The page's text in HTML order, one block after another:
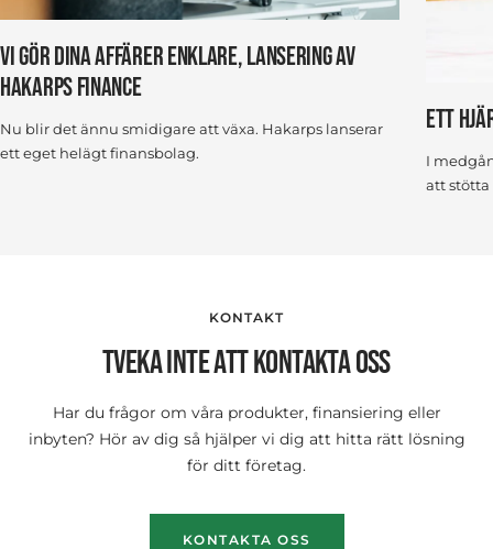
VI GÖR DINA AFFÄRER ENKLARE, LANSERING AV
HAKARPS FINANCE
Nu blir det ännu smidigare att växa. Hakarps lanserar
ett eget helägt finansbolag.
ETT
I
att stötta
KONTAKT
TVEKA INTE ATT KONTAKTA OSS
Har du frågor om våra produkter, finansiering eller
inbyten? Hör av dig så hjälper vi dig att hitta rätt lösning
för ditt företag.
KONTAKTA OSS